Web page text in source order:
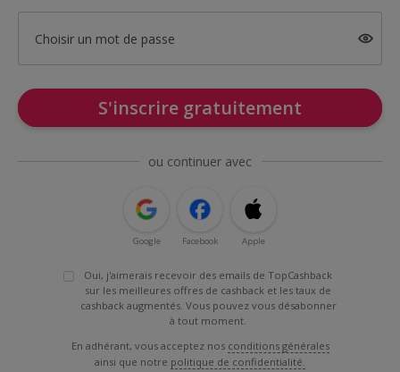
Choisir un mot de passe
S'inscrire gratuitement
ou continuer avec
Google Facebook Apple
Oui, j'aimerais recevoir des emails de TopCashback
sur les meilleures offres de cashback et les taux de
cashback augmentés. Vous pouvez vous désabonner
à tout moment.
En adhérant, vous acceptez nos conditions générales
ainsi que notre politique de confidentialité.